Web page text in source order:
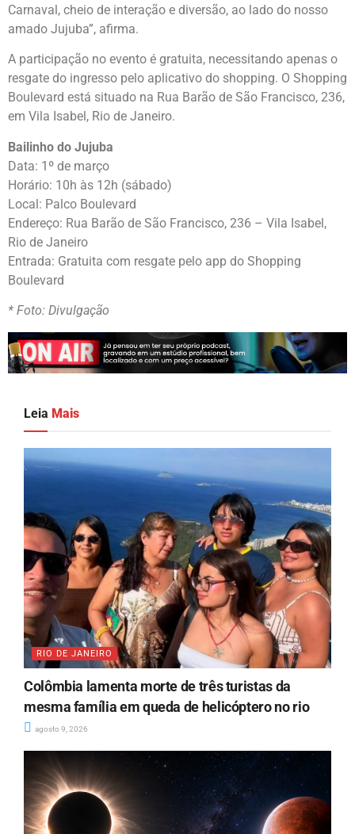
Carnaval, cheio de interação e diversão, ao lado do nosso
amado Jujuba”, afirma.
A participação no evento é gratuita, necessitando apenas o
resgate do ingresso pelo aplicativo do shopping. O Shopping
Boulevard está situado na Rua Barão de São Francisco, 236,
em Vila Isabel, Rio de Janeiro.
Bailinho do Jujuba
Data: 1º de março
Horário: 10h às 12h (sábado)
Local: Palco Boulevard
Endereço: Rua Barão de São Francisco, 236 – Vila Isabel,
Rio de Janeiro
Entrada: Gratuita com resgate pelo app do Shopping
Boulevard
* Foto: Divulgação
Leia Mais
RIO DE JANEIRO
Colômbia lamenta morte de três turistas da
mesma família em queda de helicóptero no rio
agosto 9, 2026